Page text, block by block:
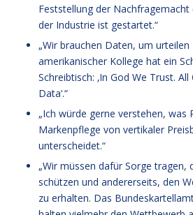
Feststellung der Nachfragemacht
der Industrie ist gestartet.“
„Wir brauchen Daten, um urteilen
amerikanischer Kollege hat ein
Schreibtisch: ‚In God We Trust.
Data‘.“
„Ich würde gerne verstehen, was
Markenpflege von vertikaler
unterscheidet.“
„Wir müssen dafür Sorge tragen,
schützen und andererseits, den
zu erhalten. Das